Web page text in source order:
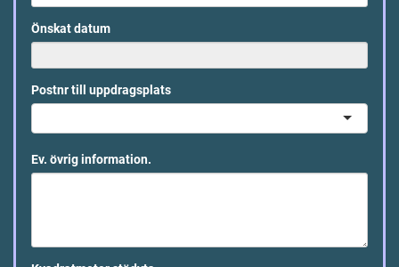
Önskat datum
Postnr till uppdragsplats
Ev. övrig information.